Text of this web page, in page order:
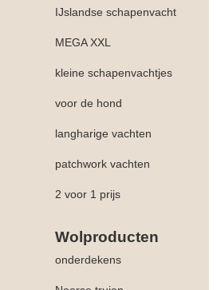
IJslandse schapenvacht
MEGA XXL
kleine schapenvachtjes
voor de hond
langharige vachten
patchwork vachten
2 voor 1 prijs
Wolproducten
onderdekens